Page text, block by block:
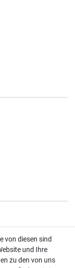
von diesen sind
und Ihre
zu den von uns